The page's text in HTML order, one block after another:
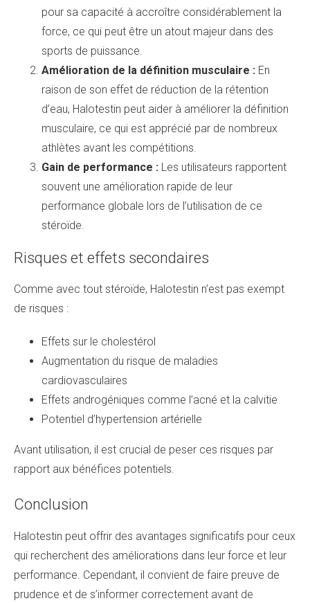
pour sa capacité à accroître considérablement la
force, ce qui peut être un atout majeur dans des
sports de puissance.
Amélioration de la définition musculaire : En
raison de son effet de réduction de la rétention
d’eau, Halotestin peut aider à améliorer la définition
musculaire, ce qui est apprécié par de nombreux
athlètes avant les compétitions.
Gain de performance : Les utilisateurs rapportent
souvent une amélioration rapide de leur
performance globale lors de l’utilisation de ce
stéroïde.
Risques et effets secondaires
Comme avec tout stéroïde, Halotestin n’est pas exempt
de risques :
Effets sur le cholestérol
Augmentation du risque de maladies
cardiovasculaires
Effets androgéniques comme l’acné et la calvitie
Potentiel d’hypertension artérielle
Avant utilisation, il est crucial de peser ces risques par
rapport aux bénéfices potentiels.
Conclusion
Halotestin peut offrir des avantages significatifs pour ceux
qui recherchent des améliorations dans leur force et leur
performance. Cependant, il convient de faire preuve de
prudence et de s’informer correctement avant de